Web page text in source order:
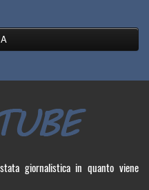
giornalistica in quanto viene